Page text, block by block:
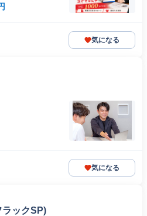
気になる
気になる
ラックSP)